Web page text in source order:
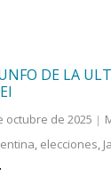
DE LA
octubre de 2025
elecciones